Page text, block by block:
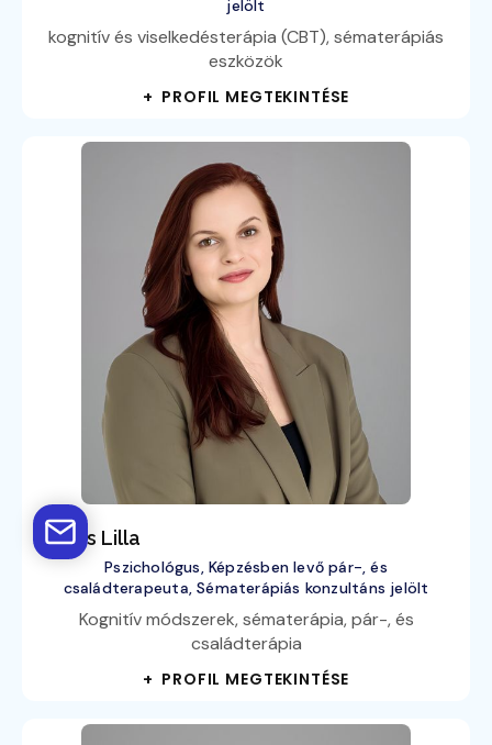
jelölt
kognitív és viselkedésterápia (CBT), sématerápiás
eszközök
+ PROFIL MEGTEKINTÉSE
Birkás Lilla
Pszichológus, Képzésben levő pár-, és
családterapeuta, Sématerápiás konzultáns jelölt
Kognitív módszerek, sématerápia, pár-, és
családterápia
+ PROFIL MEGTEKINTÉSE